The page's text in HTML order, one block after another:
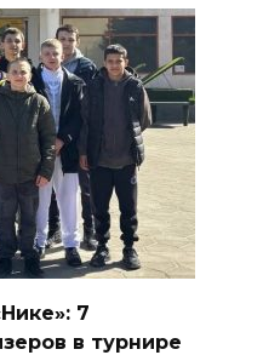
7
в турнире